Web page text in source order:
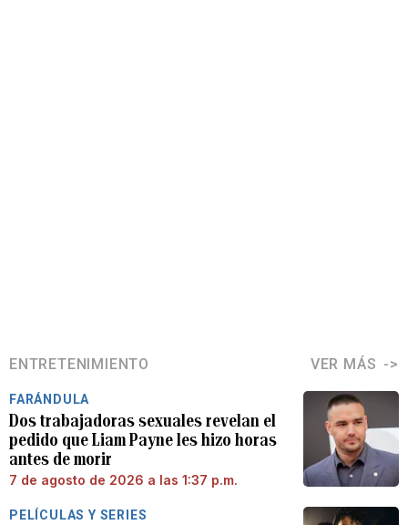
ENTRETENIMIENTO VER MÁS
FARÁNDULA
Dos trabajadoras sexuales revelan el
pedido que Liam Payne les hizo horas
antes de morir
7 de agosto de 2026 a las 1:37 p.m.
PELÍCULAS Y SERIES